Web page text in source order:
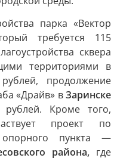
парка «Вектор
требуется 115
сквера
территориями в
продолжение
«Драйв» вЗаринске
Кроме того,
проект по
опорного пункта —
района, где